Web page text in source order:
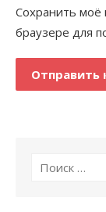
Сохранить моё
браузере для
Поиск